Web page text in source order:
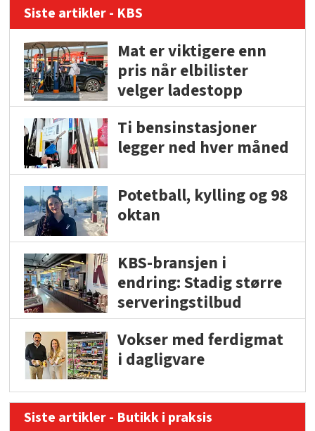
Siste artikler - KBS
Mat er viktigere enn
pris når elbilister
velger ladestopp
Ti bensinstasjoner
legger ned hver måned
Potetball, kylling og 98
oktan
KBS-bransjen i
endring: Stadig større
serveringstilbud
Vokser med ferdigmat
i dagligvare
Siste artikler - Butikk i praksis